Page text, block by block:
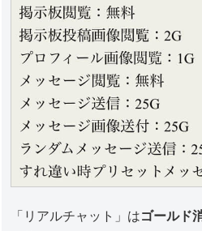
「リアルチャット」はゴールド